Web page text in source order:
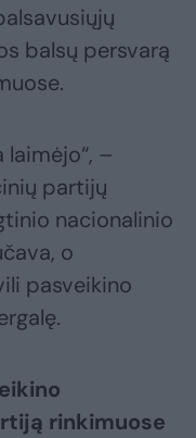
balsų persvarą
laimėjo“, –
partijų
nacionalinio
o
pasveikino
rinkimuose